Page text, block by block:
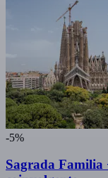
-5%
Sagrada Familia